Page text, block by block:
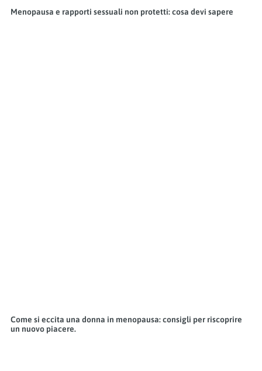
Menopausa e rapporti sessuali non protetti: cosa devi sapere
Come si eccita una donna in menopausa: consigli per riscoprire
un nuovo piacere.